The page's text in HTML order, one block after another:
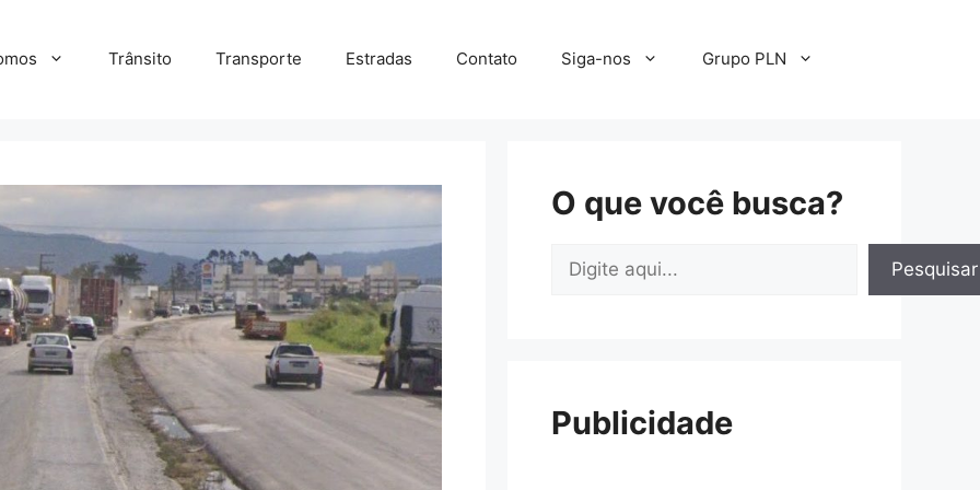
Trânsito Transporte Estradas Contato Siga-nos Grupo PLN
O que você busca?
Pesquisar
Publicidade